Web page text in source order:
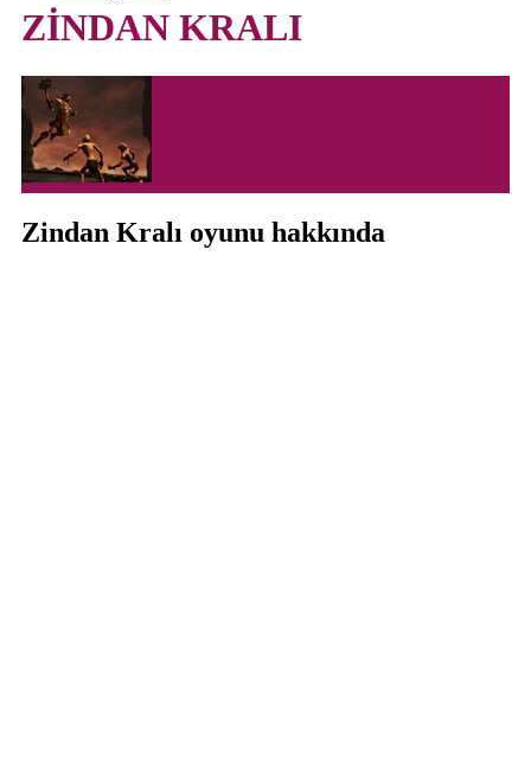
ZİNDAN KRALI
Zindan Kralı oyunu hakkında